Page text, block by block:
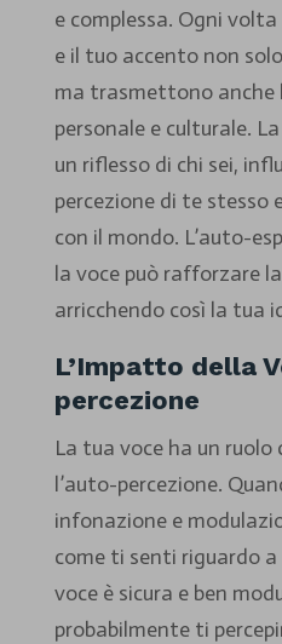
e complessa. Ogni
e il tuo accento non
ma trasmettono anche
personale e culturale.
un riflesso di chi sei,
percezione di te stesso
con il mondo. L’auto-
la voce può rafforzare
arricchendo così la tua
L’Impatto della
percezione
La tua voce ha un ruolo
l’auto-percezione.
infonazione e
come ti senti riguardo
voce è sicura e ben
probabilmente ti